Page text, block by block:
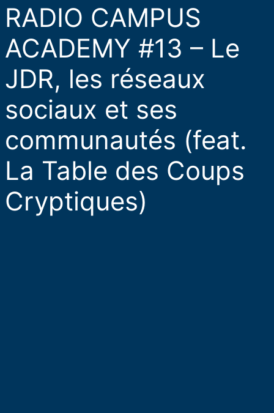
RADIO CAMPUS
ACADEMY #13 – Le
JDR, les réseaux
sociaux et ses
communautés (feat.
La Table des Coups
Cryptiques)